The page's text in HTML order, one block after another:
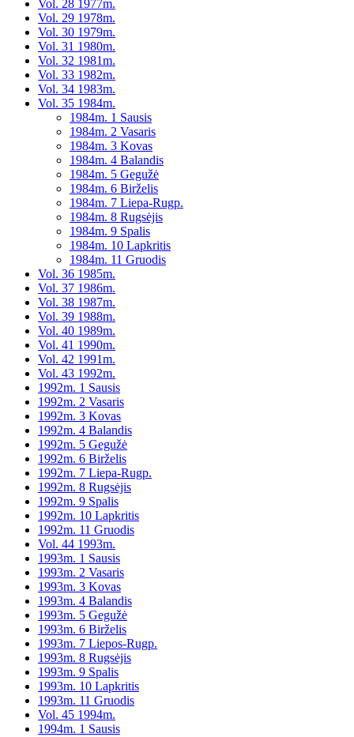
Vol. 28 1977m.
Vol. 29 1978m.
Vol. 30 1979m.
Vol. 31 1980m.
Vol. 32 1981m.
Vol. 33 1982m.
Vol. 34 1983m.
Vol. 35 1984m.
1984m. 1 Sausis
1984m. 2 Vasaris
1984m. 3 Kovas
1984m. 4 Balandis
1984m. 5 Gegužė
1984m. 6 Birželis
1984m. 7 Liepa-Rugp.
1984m. 8 Rugsėjis
1984m. 9 Spalis
1984m. 10 Lapkritis
1984m. 11 Gruodis
Vol. 36 1985m.
Vol. 37 1986m.
Vol. 38 1987m.
Vol. 39 1988m.
Vol. 40 1989m.
Vol. 41 1990m.
Vol. 42 1991m.
Vol. 43 1992m.
1992m. 1 Sausis
1992m. 2 Vasaris
1992m. 3 Kovas
1992m. 4 Balandis
1992m. 5 Gegužė
1992m. 6 Birželis
1992m. 7 Liepa-Rugp.
1992m. 8 Rugsėjis
1992m. 9 Spalis
1992m. 10 Lapkritis
1992m. 11 Gruodis
Vol. 44 1993m.
1993m. 1 Sausis
1993m. 2 Vasaris
1993m. 3 Kovas
1993m. 4 Balandis
1993m. 5 Gegužė
1993m. 6 Birželis
1993m. 7 Liepos-Rugp.
1993m. 8 Rugsėjis
1993m. 9 Spalis
1993m. 10 Lapkritis
1993m. 11 Gruodis
Vol. 45 1994m.
1994m. 1 Sausis